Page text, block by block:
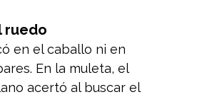
ruedo
en el caballo ni en
En la muleta, el
acertó al buscar el